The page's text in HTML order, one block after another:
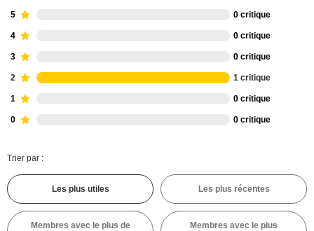
5 0 critique
4 0 critique
3 0 critique
2 1 critique
1 0 critique
0 0 critique
Trier par :
Les plus utiles Les plus récentes
Membres avec le plus de
Membres avec le plus